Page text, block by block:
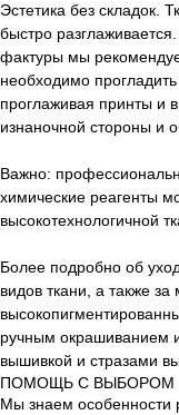
Эстетика без складок.
быстро
фактуры мы
необходимо
проглаживая принты и
изнаночной стороны и
Важно:
химические реагенты
высокотехнологичной
Более подробно об
видов ткани, а также
ручным окрашиванием
вышивкой и стразами
ПОМОЩЬ С ВЫБОРОМ
Мы знаем особенности